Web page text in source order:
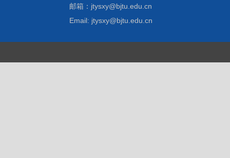
邮箱：jtysxy@bjtu.edu.cn
Email: jtysxy@bjtu.edu.cn